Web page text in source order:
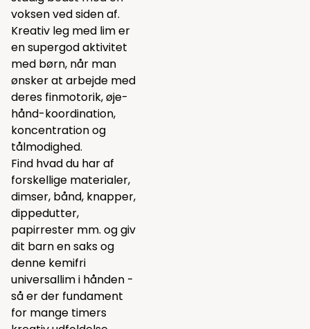
voksen ved siden af.
Kreativ leg med lim er
en supergod aktivitet
med børn, når man
ønsker at arbejde med
deres finmotorik, øje-
hånd-koordination,
koncentration og
tålmodighed.
Find hvad du har af
forskellige materialer,
dimser, bånd, knapper,
dippedutter,
papirrester mm. og giv
dit barn en saks og
denne kemifri
universallim i hånden -
så er der fundament
for mange timers